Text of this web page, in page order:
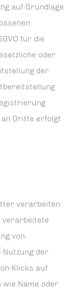
auf Grundlage
für die
oder
der
an Dritte erfolgt
verarbeiten
verarbeitete
von
der
Klicks auf
wie Name oder